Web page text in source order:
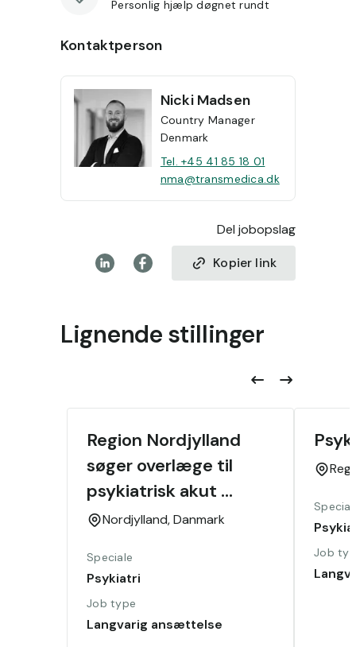
Personlig hjælp døgnet rundt
Kontaktperson
Nicki Madsen
Country Manager
Denmark
Tel. +45 41 85 18 01
nma@transmedica.dk
Del jobopslag
Kopier link
Lignende stillinger
Region Nordjylland
søger overlæge til
psykiatrisk akut
område
Nordjylland,Danmark
Speciale
Psykiatri
Job type
Langvarig ansættelse
Job